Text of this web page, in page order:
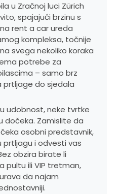
u Zračnoj luci Zürich
spajajući brzinu s
rent a car ureda
kompleksa, točnije
svega nekoliko koraka
potrebe za
– samo brz
prtljage do sjedala
udobnost, neke tvrtke
dočeka. Zamislite da
osobni predstavnik,
i odvesti vas
obzira birate li
pultu ili VIP tretman,
da najam